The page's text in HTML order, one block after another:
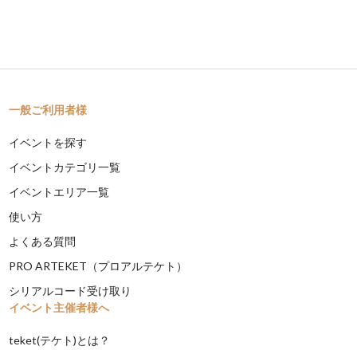
一般ご利用者様
イベントを探す
イベントカテゴリ一覧
イベントエリア一覧
使い方
よくある質問
PRO ARTEKET（プロアルテケト）
シリアルコード受け取り
イベント主催者様へ
teket(テケト)とは？